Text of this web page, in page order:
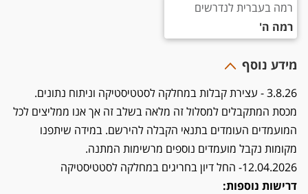
רמה בעברית לנדרשים רמה ה'
רמה בעברית לנדרשים
רמה ה'
מידע נוסף
3.8.26 - עצירת קבלות במחלקה לסטטיסטיקה וניתוח נתונים.
מכסת המתקבלים למסלול זה מלאה בשלב זה אך אנו ממליצים לכל
המועמדים העומדים בתנאי הקבלה להירשם. במידה שיתפנו
מקומות נקבל מועמדים נוספים מרשימות המתנה.
12.04.2026- החל דיון בחריגים במחלקה לסטטיסטיקה
דרישות נוספות: